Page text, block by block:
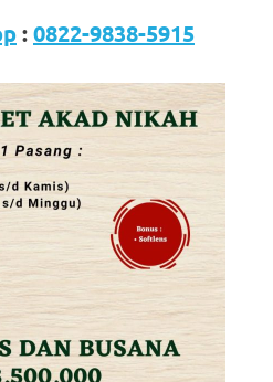
:0822-9838-5915